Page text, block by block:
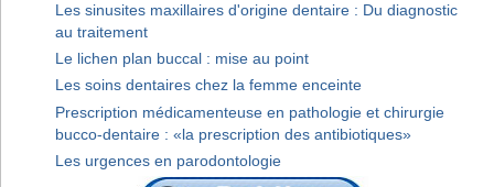
Les sinusites maxillaires d'origine dentaire : Du diagnostic
au traitement
Le lichen plan buccal : mise au point
Les soins dentaires chez la femme enceinte
Prescription médicamenteuse en pathologie et chirurgie
bucco-dentaire : «la prescription des antibiotiques»
Les urgences en parodontologie